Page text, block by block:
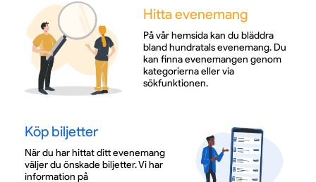
Hitta evenemang
På vår hemsida kan du bläddra
bland hundratals evenemang. Du
kan finna evenemangen genom
kategorierna eller via
sökfunktionen.
Köp biljetter
När du har hittat ditt evenemang
väljer du önskade biljetter. Vi har
information på